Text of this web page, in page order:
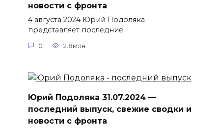
новости с фронта
4 августа 2024 Юрий Подоляка
представляет последние
0 2.8млн.
Юрий Подоляка 31.07.2024 —
последний выпуск, свежие сводки и
новости с фронта